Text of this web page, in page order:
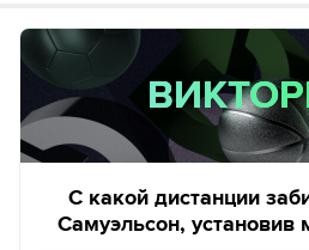
С какой дистанции
Самуэльсон, установив